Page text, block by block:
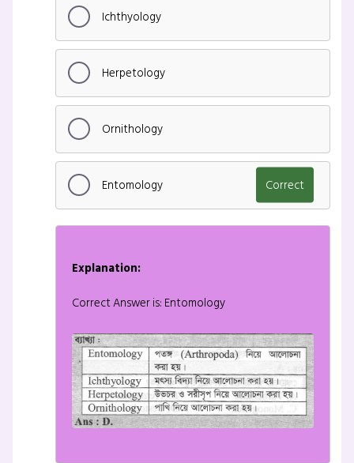
Ichthyology
Herpetology
Ornithology
Entomology Correct
Explanation:
Correct Answer is: Entomology